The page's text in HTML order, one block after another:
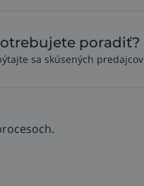
poradiť?
sa skúsených predajcov